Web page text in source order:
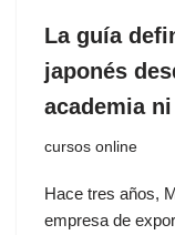
La guía
japonés
academia
cursos online
Hace tres años,
empresa de